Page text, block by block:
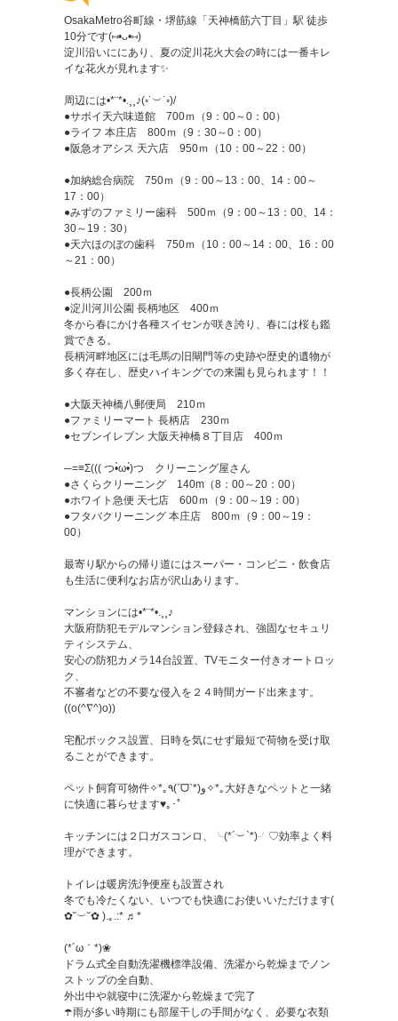
OsakaMetro谷町線・堺筋線「天神橋筋六丁目」駅 徒歩
10分です(⑅•ᴗ•⑅)
淀川沿いににあり、夏の淀川花火大会の時には一番キレ
イな花火が見れます✨
周辺には•*¨*•.¸¸♪(◦˙︶˙◦)/
●サボイ天六味道館 700ｍ（9：00～0：00）
●ライフ 本庄店 800ｍ（9：30～0：00）
●阪急オアシス 天六店 950ｍ（10：00～22：00）
●加納総合病院 750ｍ（9：00～13：00、14：00～
17：00）
●みずのファミリー歯科 500ｍ（9：00～13：00、14：
30～19：30）
●天六ほのぼの歯科 750ｍ（10：00～14：00、16：00
～21：00）
●長柄公園 200ｍ
●淀川河川公園 長柄地区 400ｍ
冬から春にかけ各種スイセンが咲き誇り、春には桜も鑑
賞できる。
長柄河畔地区には毛馬の旧閘門等の史跡や歴史的遺物が
多く存在し、歴史ハイキングでの来園も見られます！！
●大阪天神橋八郵便局 210ｍ
●ファミリーマート 長柄店 230ｍ
●セブンイレブン 大阪天神橋８丁目店 400ｍ
─=≡Σ((( つ•̀ω•́)つ クリーニング屋さん
●さくらクリーニング 140m（8：00～20：00）
●ホワイト急便 天七店 600ｍ（9：00～19：00）
●フタバクリーニング 本庄店 800ｍ（9：00～19：
00）
最寄り駅からの帰り道にはスーパー・コンビニ・飲食店
も生活に便利なお店が沢山あります。
マンションには•*¨*•.¸¸♪
大阪府防犯モデルマンション登録され、強固なセキュリ
ティシステム、
安心の防犯カメラ14台設置、TVモニター付きオートロッ
ク、
不審者などの不要な侵入を２４時間ガード出来ます。
((o(^∇^)o))
宅配ボックス設置、日時を気にせず最短で荷物を受け取
ることができます。
ペット飼育可物件✧*｡٩(ˊᗜˋ*)و✧*｡大好きなペットと一緒
に快適に暮らせます♥｡･ﾟ
キッチンには２口ガスコンロ、╰(*´︶`*)╯♡効率よく料
理ができます。
トイレは暖房洗浄便座も設置され
冬でも冷たくない、いつでも快適にお使いいただけます(
✿˘︶˘✿ ).｡.:* ♬*
(*´ω｀*)❀
ドラム式全自動洗濯機標準設備、洗濯から乾燥までノン
ストップの全自動、
外出中や就寝中に洗濯から乾燥まで完了
☂️雨が多い時期にも部屋干しの手間がなく、必要な衣類